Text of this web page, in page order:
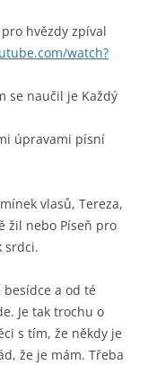
hvězdy zpíval
watch?
se naučil je Každý
úpravami písní
vlasů, Tereza,
žil nebo Píseň pro
srdci.
besídce a od té
Je tak trochu o
s tím, že někdy je
že je mám. Třeba